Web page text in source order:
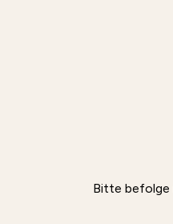
Bitte befolge